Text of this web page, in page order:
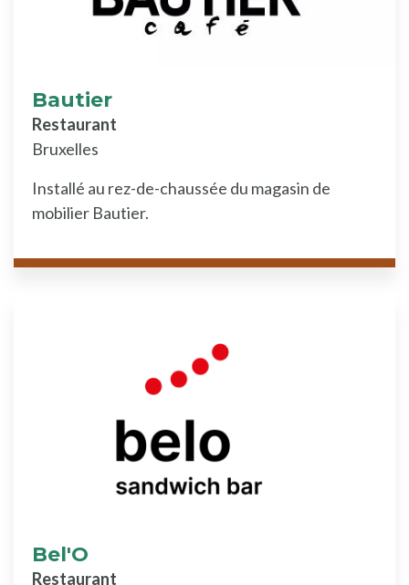
Bautier
Restaurant
Bruxelles
Installé au rez-de-chaussée du magasin de
mobilier Bautier.
Bel'O
Restaurant